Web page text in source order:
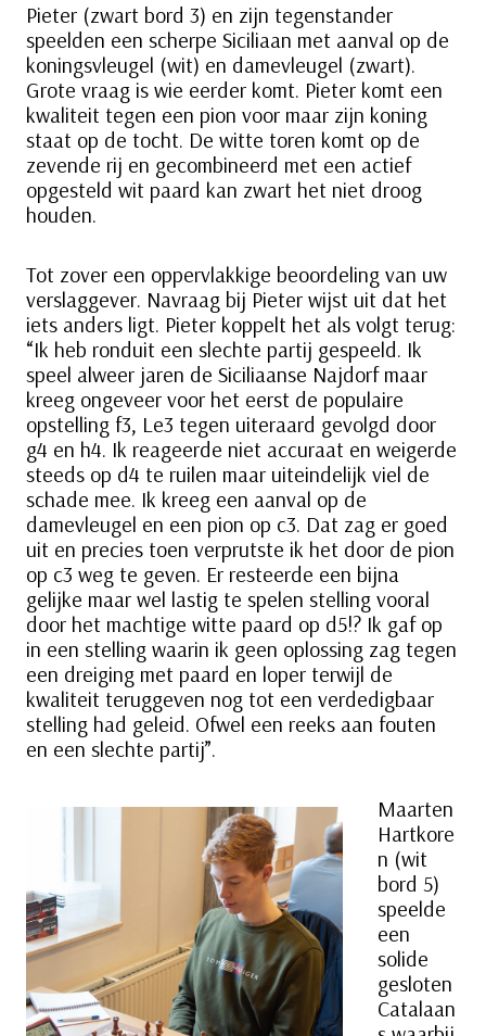
Pieter (zwart bord 3) en zijn tegenstander
speelden een scherpe Siciliaan met aanval op de
koningsvleugel (wit) en damevleugel (zwart).
Grote vraag is wie eerder komt. Pieter komt een
kwaliteit tegen een pion voor maar zijn koning
staat op de tocht. De witte toren komt op de
zevende rij en gecombineerd met een actief
opgesteld wit paard kan zwart het niet droog
houden.
Tot zover een oppervlakkige beoordeling van uw
verslaggever. Navraag bij Pieter wijst uit dat het
iets anders ligt. Pieter koppelt het als volgt terug:
“Ik heb ronduit een slechte partij gespeeld. Ik
speel alweer jaren de Siciliaanse Najdorf maar
kreeg ongeveer voor het eerst de populaire
opstelling f3, Le3 tegen uiteraard gevolgd door
g4 en h4. Ik reageerde niet accuraat en weigerde
steeds op d4 te ruilen maar uiteindelijk viel de
schade mee. Ik kreeg een aanval op de
damevleugel en een pion op c3. Dat zag er goed
uit en precies toen verprutste ik het door de pion
op c3 weg te geven. Er resteerde een bijna
gelijke maar wel lastig te spelen stelling vooral
door het machtige witte paard op d5!? Ik gaf op
in een stelling waarin ik geen oplossing zag tegen
een dreiging met paard en loper terwijl de
kwaliteit teruggeven nog tot een verdedigbaar
stelling had geleid. Ofwel een reeks aan fouten
en een slechte partij”.
Maarten
Hartkore
n (wit
bord 5)
speelde
een
solide
gesloten
Catalaan